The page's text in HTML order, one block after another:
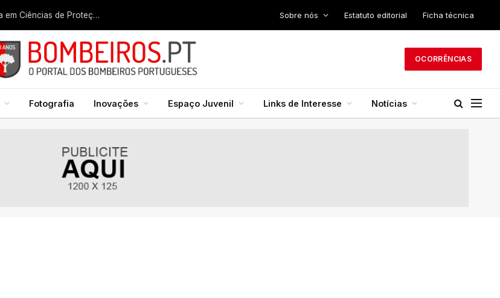
Liga dos Bombeiros quer fazer nascer licenciatura em Ciências de Proteção Civil e Bombeiros Sobre nós Estatuto editorial Ficha técnica
OCORRÊNCIAS
Fotografia Inovações Espaço Juvenil Links de Interesse Notícias